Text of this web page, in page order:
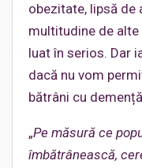
obezitate, lipsă de
multitudine de
luat în serios. Dar
dacă nu vom
bătrâni cu
„Pe măsură ce
îmbătrânească,